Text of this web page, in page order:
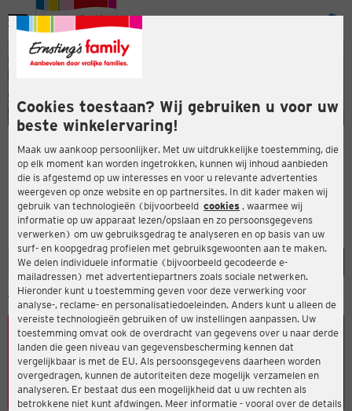
Cookies toestaan? Wij gebruiken u voor uw
beste winkelervaring!
Maak uw aankoop persoonlijker. Met uw uitdrukkelijke toestemming, die
op elk moment kan worden ingetrokken, kunnen wij inhoud aanbieden
die is afgestemd op uw interesses en voor u relevante advertenties
weergeven op onze website en op partnersites. In dit kader maken wij
gebruik van technologieën (bijvoorbeeld cookies , waarmee wij
informatie op uw apparaat lezen/opslaan en zo persoonsgegevens
verwerken) om uw gebruiksgedrag te analyseren en op basis van uw
surf- en koopgedrag profielen met gebruiksgewoonten aan te maken.
We delen individuele informatie (bijvoorbeeld gecodeerde e-
mailadressen) met advertentiepartners zoals sociale netwerken.
Hieronder kunt u toestemming geven voor deze verwerking voor
analyse-, reclame- en personalisatiedoeleinden. Anders kunt u alleen de
vereiste technologieën gebruiken of uw instellingen aanpassen. Uw
toestemming omvat ook de overdracht van gegevens over u naar derde
landen die geen niveau van gegevensbescherming kennen dat
vergelijkbaar is met de EU. Als persoonsgegevens daarheen worden
overgedragen, kunnen de autoriteiten deze mogelijk verzamelen en
analyseren. Er bestaat dus een mogelijkheid dat u uw rechten als
betrokkene niet kunt afdwingen. Meer informatie - vooral over de details
Menu
Onze filialen
Wij heten u van harte welkom in een van onze meer dan 2.000
winkels in Duitsland, Oostenrijk en Nederland.
Vind uw winkel
Invoer
LOCATIE BEPALEN
Helaas kon er geen adres worden gevonden. Controleer uw
invoer.